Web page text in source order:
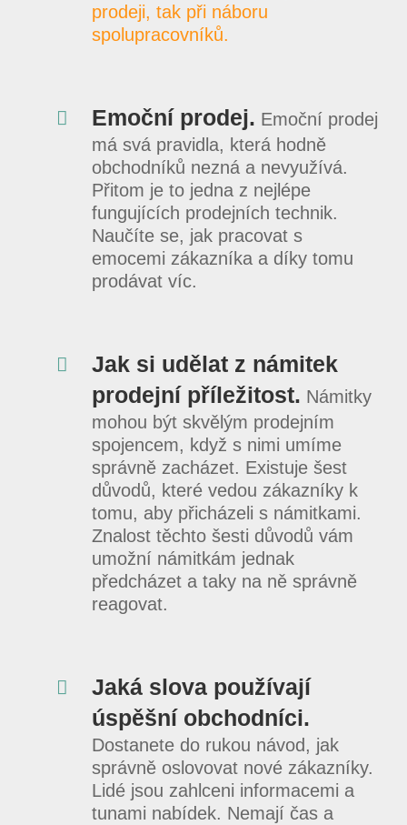
prodeji, tak při náboru
spolupracovníků.
Emoční prodej. Emoční prodej
má svá pravidla, která hodně
obchodníků nezná a nevyužívá.
Přitom je to jedna z nejlépe
fungujících prodejních technik.
Naučíte se, jak pracovat s
emocemi zákazníka a díky tomu
prodávat víc.
Jak si udělat z námitek
prodejní příležitost. Námitky
mohou být skvělým prodejním
spojencem, když s nimi umíme
správně zacházet. Existuje šest
důvodů, které vedou zákazníky k
tomu, aby přicházeli s námitkami.
Znalost těchto šesti důvodů vám
umožní námitkám jednak
předcházet a taky na ně správně
reagovat.
Jaká slova používají
úspěšní obchodníci.
Dostanete do rukou návod, jak
správně oslovovat nové zákazníky.
Lidé jsou zahlceni informacemi a
tunami nabídek. Nemají čas a